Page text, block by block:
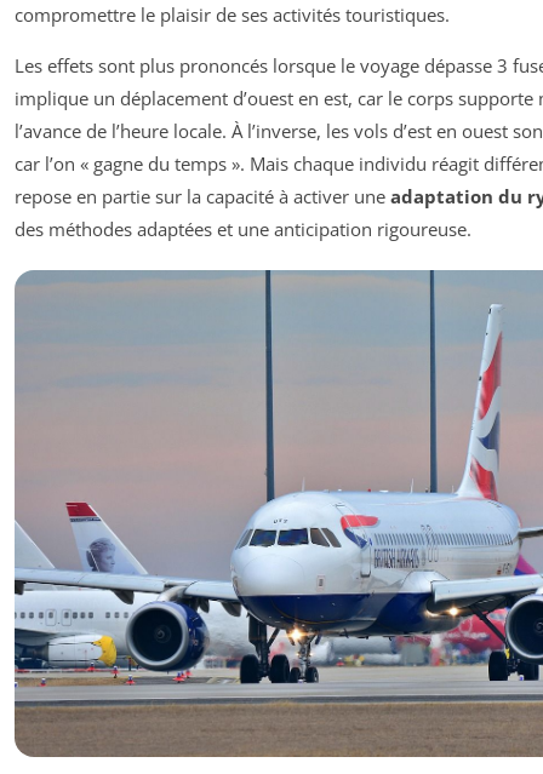
compromettre le plaisir de ses activités touristiques.
Les effets sont plus prononcés lorsque le voyage dépasse 3
implique un déplacement d’ouest en est, car le corps
l’avance de l’heure locale. À l’inverse, les vols d’est en ouest
car l’on « gagne du temps ». Mais chaque individu réagit
repose en partie sur la capacité à activer une adaptation du
des méthodes adaptées et une anticipation rigoureuse.